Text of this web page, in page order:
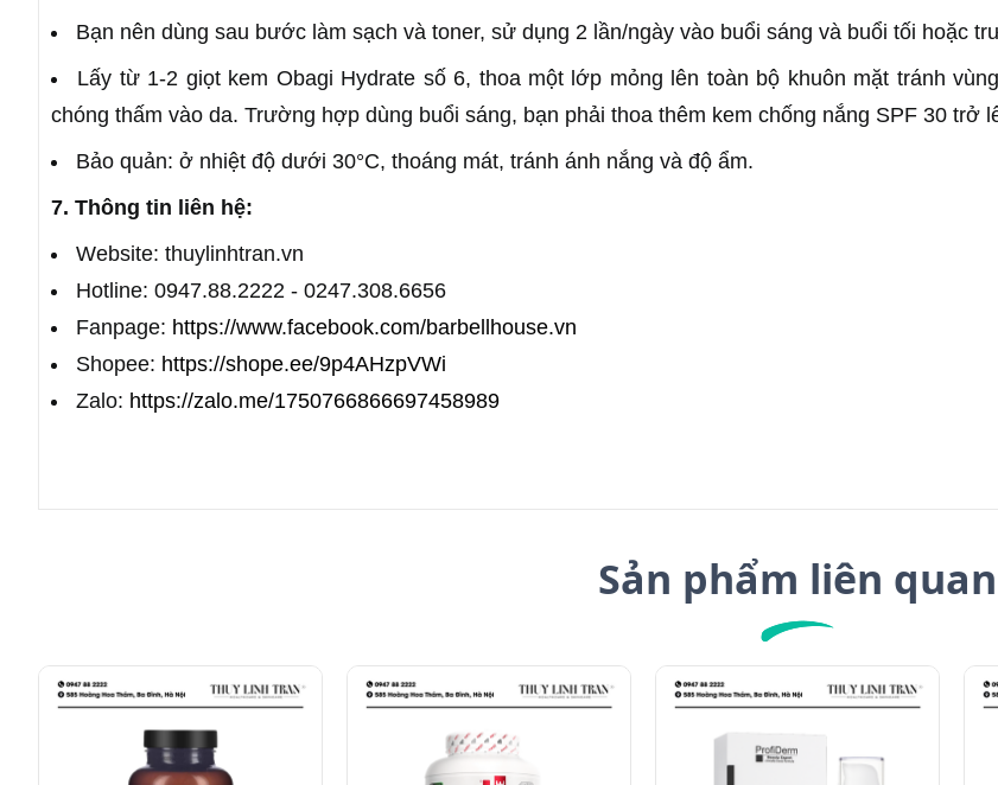
Bạn nên dùng sau bước làm sạch và toner, sử dụng 2 lần/ngày vào buổi sáng và buổi tối hoặc
Lấy từ 1-2 giọt kem Obagi Hydrate số 6, thoa một lớp mỏng lên toàn bộ khuôn mặt tránh
chóng thấm vào da. Trường hợp dùng buổi sáng, bạn phải thoa thêm kem chống nắng SPF 30 trở
Bảo quản: ở nhiệt độ dưới 30°C, thoáng mát, tránh ánh nắng và độ ẩm.
7. Thông tin liên hệ:
Website: thuylinhtran.vn
Hotline: 0947.88.2222 - 0247.308.6656
Fanpage: https://www.facebook.com/barbellhouse.vn
Shopee: https://shope.ee/9p4AHzpVWi
Zalo: https://zalo.me/1750766866697458989
Sản phẩm liên quan